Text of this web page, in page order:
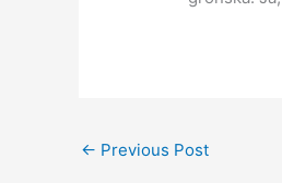
← Previous Post